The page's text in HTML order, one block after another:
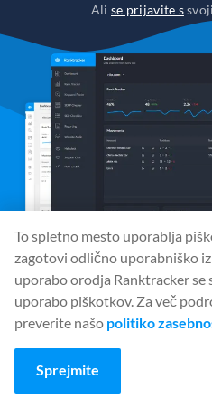
Alise prijavite s
Družbeni mediji
To spletno mesto uporablja
zagotovi odlično uporabniško
uporabo orodja Ranktracker se
uporabo piškotkov. Za več
preverite našo politiko
Sprejmite